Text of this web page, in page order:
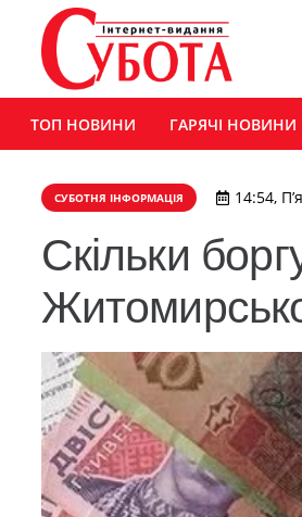
ТОП НОВИНИ ГАРЯЧІ НОВИНИ
СУБОТНЯ ІНФОРМАЦІЯ 14:54,
Скільки